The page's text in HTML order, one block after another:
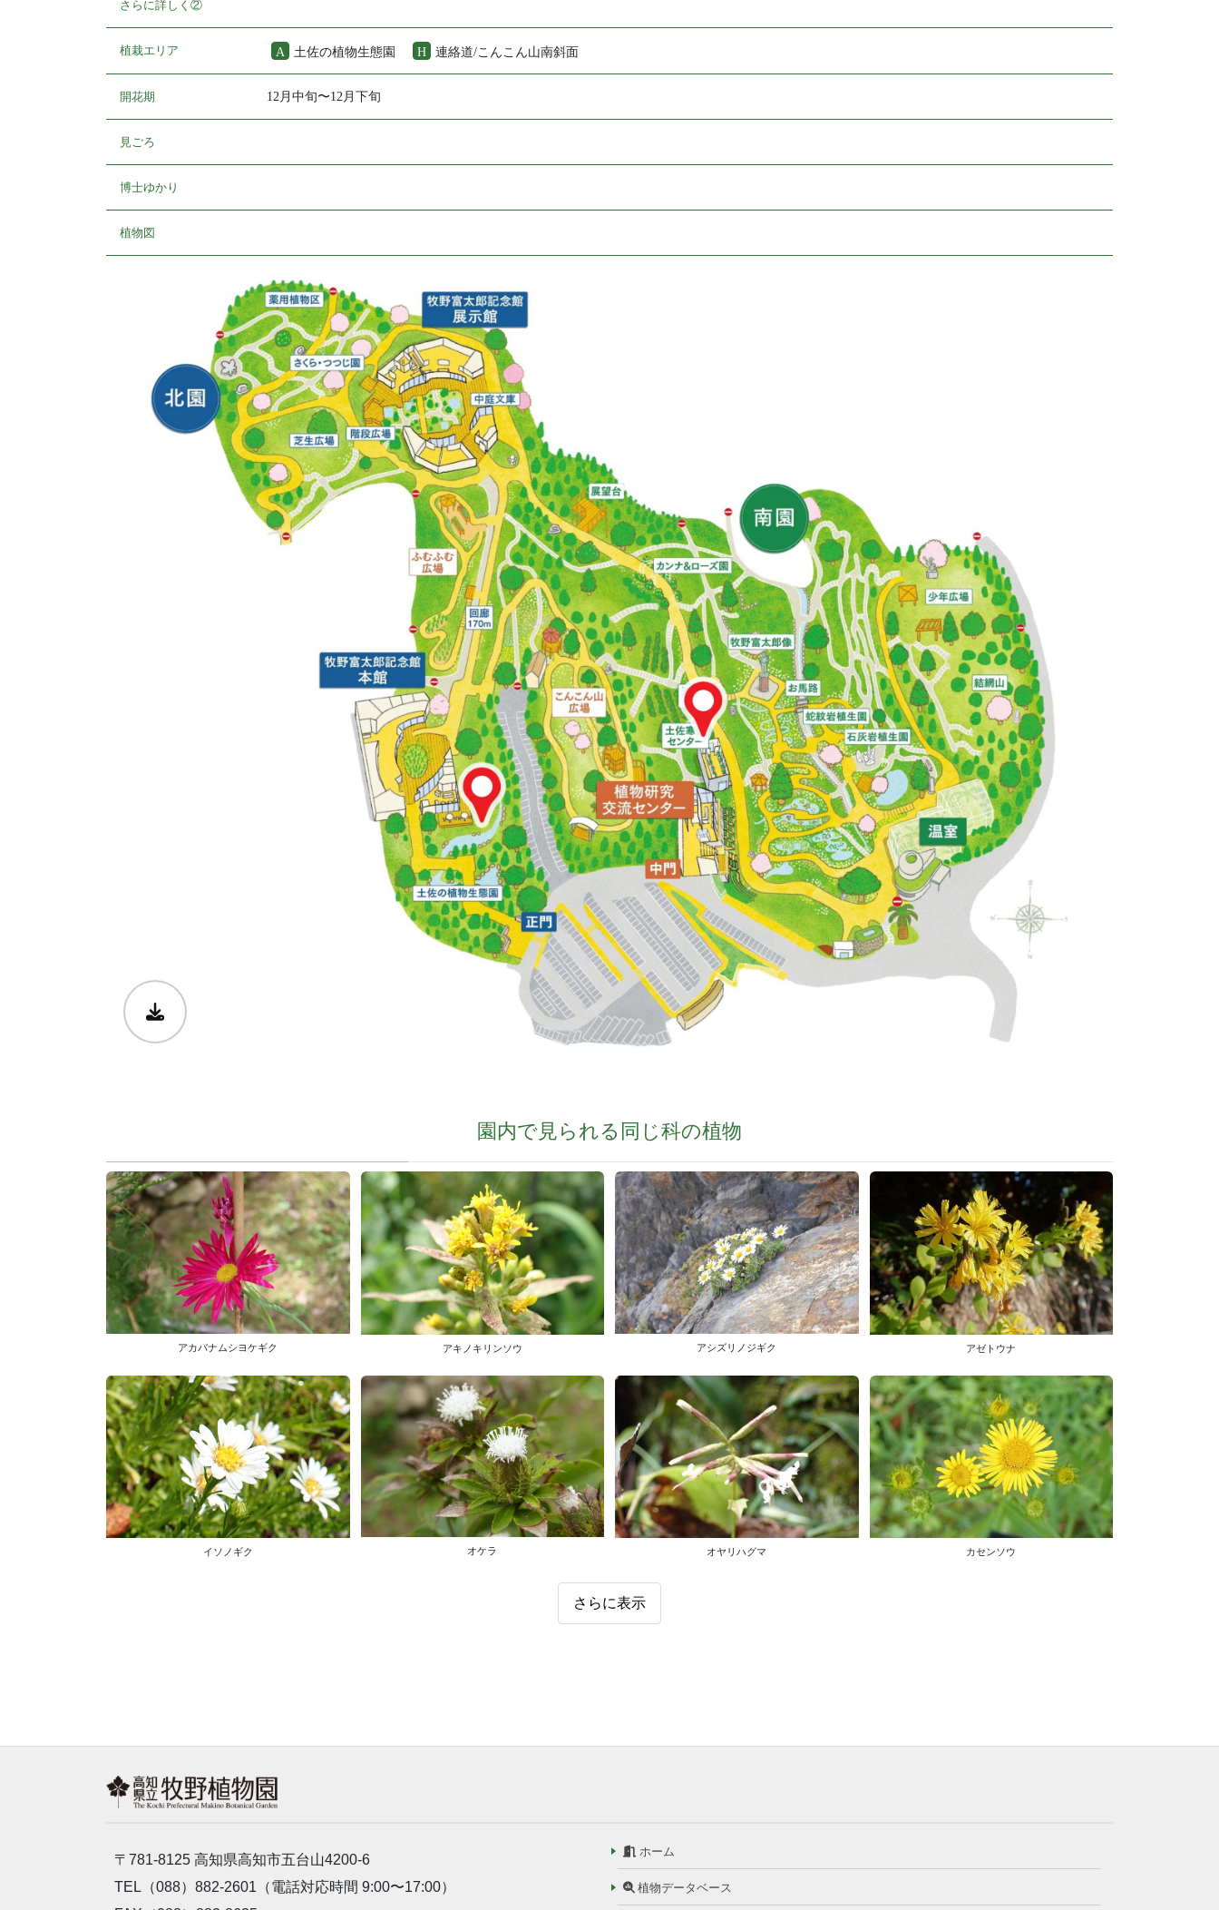
さらに詳しく②
植栽エリア A 土佐の植物生態園 H 連絡道/こんこん山南斜面
開花期 12月中旬〜12月下旬
見ごろ
博士ゆかり
植物図
園内で見られる同じ科の植物
アカバナムシヨケギク アキノキリンソウ アシズリノジギク アゼトウナ
イソノギク オケラ オヤリハグマ カセンソウ
さらに表示
〒781-8125 高知県高知市五台山4200-6
TEL（088）882-2601（電話対応時間 9:00〜17:00）
ホーム
植物データベース